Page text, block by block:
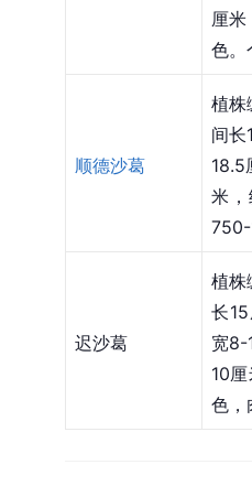
厘
色。
顺德沙葛
植株
间长
18.5
米
迟沙葛
植株
长
宽8-
10
色，